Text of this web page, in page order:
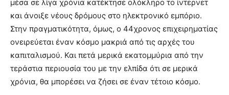
μέσα σε λίγα χρόνια κατέκτησε ολόκληρο το ίντερνετ
και άνοιξε νέους δρόμους στο ηλεκτρονικό εμπόριο.
Στην πραγματικότητα, όμως, ο 44χρονος επιχειρηματίας
ονειρεύεται έναν κόσμο μακριά από τις αρχές του
καπιταλισμού. Και πετά μερικά εκατομμύρια από την
τεράστια περιουσία του με την ελπίδα ότι σε μερικά
χρόνια, θα μπορέσει να ζήσει σε έναν τέτοιο κόσμο.